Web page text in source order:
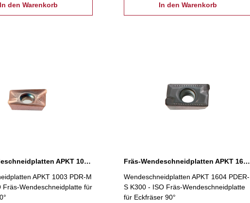
In den Warenkorb In den Warenkorb
Fräs-Wendeschneidplatten APKT 1003 PDR-M K-400
APKT 1003 PDR-M
Fräs-Wendeschneidplatte für
Fräs-Wendeschneidplatten APKT 1604 PDER-S K300
Wendeschneidplatten APKT 1604 PDER-
S K300 - ISO Fräs-Wendeschneidplatte
für Eckfräser 90°